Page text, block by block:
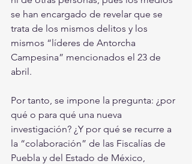
se han encargado de revelar que se
trata de los mismos delitos y los
mismos “líderes de Antorcha
Campesina” mencionados el 23 de
abril.
Por tanto, se impone la pregunta: ¿por
qué o para qué una nueva
investigación? ¿Y por qué se recurre a
la “colaboración” de las Fiscalías de
Puebla y del Estado de México,